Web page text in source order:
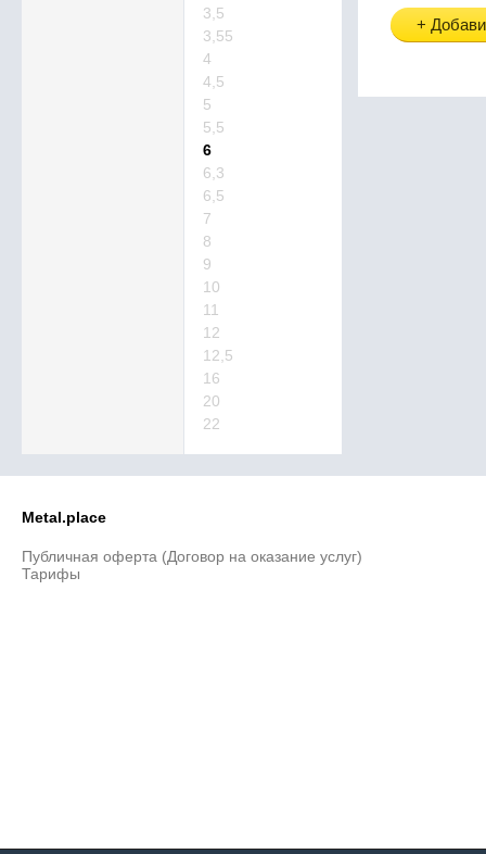
3,5
3,55
4
4,5
5
5,5
6
6,3
6,5
7
8
9
10
11
12
12,5
16
20
22
+
Metal.place
Публичная оферта (Договор на оказание услуг)
Тарифы